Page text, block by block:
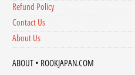
Refund Policy
Contact Us
About Us
ABOUT • ROOKJAPAN.COM